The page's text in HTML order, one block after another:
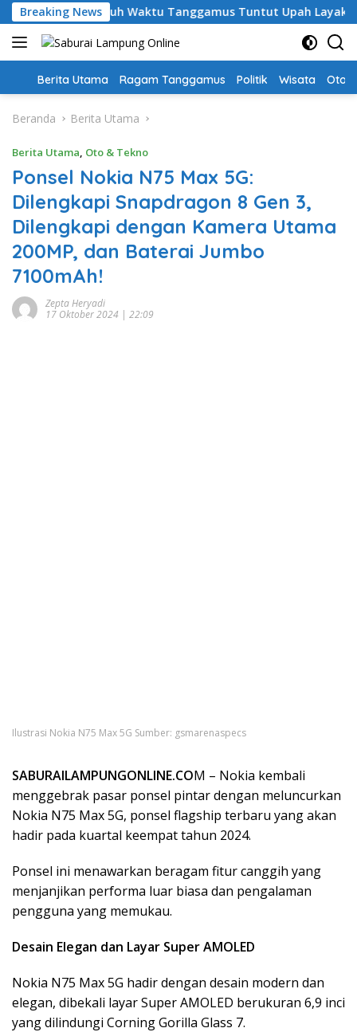
Langsung
ke
konten
Breaking News
PPPK Paruh Waktu Tanggamus Tuntut Upah Layak
Home
Berita Utama Ragam Tanggamus Politik Wisata Oto
Beranda Berita Utama
Berita Utama, Oto & Tekno
Ponsel Nokia N75 Max 5G:
Dilengkapi Snapdragon 8 Gen 3,
Dilengkapi dengan Kamera Utama
200MP, dan Baterai Jumbo
7100mAh!
Zepta Heryadi
17 Oktober 2024 | 22:09
Ilustrasi Nokia N75 Max 5G Sumber: gsmarenaspecs
SABURAILAMPUNGONLINE.COM – Nokia kembali
menggebrak pasar ponsel pintar dengan meluncurkan
Nokia N75 Max 5G, ponsel flagship terbaru yang akan
hadir pada kuartal keempat tahun 2024.
Ponsel ini menawarkan beragam fitur canggih yang
menjanjikan performa luar biasa dan pengalaman
pengguna yang memukau.
Desain Elegan dan Layar Super AMOLED
Nokia N75 Max 5G hadir dengan desain modern dan
elegan, dibekali layar Super AMOLED berukuran 6,9 inci
yang dilindungi Corning Gorilla Glass 7.